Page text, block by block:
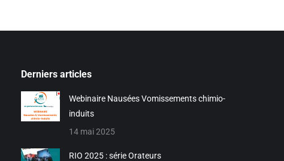
Derniers articles
Webinaire Nausées Vomissements chimio-
induits
14 mai 2025
RIO 2025 : série Orateurs